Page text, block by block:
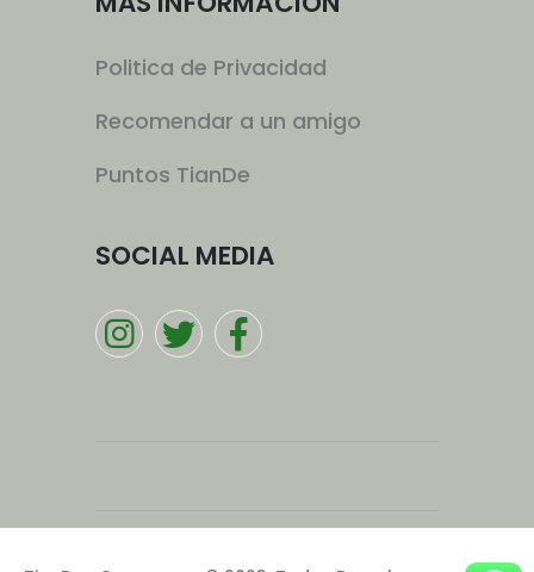
Politica de Privacidad
Recomendar a un amigo
Puntos TianDe
SOCIAL MEDIA